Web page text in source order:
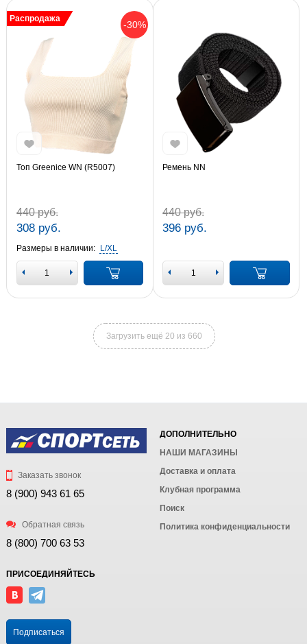
-30%
Распродажа
Топ Greenice WN (R5007)
440 руб.
308 руб.
Размеры в наличии: L/XL
Ремень NN
440 руб.
396 руб.
Загрузить ещё 20 из 660
Заказать звонок
8 (900) 943 61 65
Обратная связь
8 (800) 700 63 53
ДОПОЛНИТЕЛЬНО
НАШИ МАГАЗИНЫ
Доставка и оплата
Клубная программа
Поиск
Политика конфиденциальности
ПРИСОЕДИНЯЙТЕСЬ
Подписаться